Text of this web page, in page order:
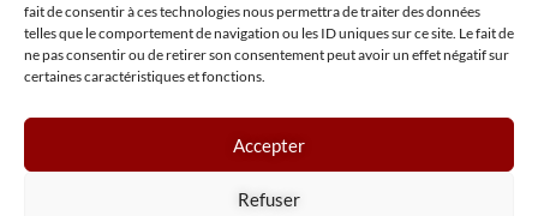
fait de consentir à ces technologies nous permettra de traiter des données
telles que le comportement de navigation ou les ID uniques sur ce site. Le fait de
ne pas consentir ou de retirer son consentement peut avoir un effet négatif sur
certaines caractéristiques et fonctions.
Accepter
Refuser
Mentions légales